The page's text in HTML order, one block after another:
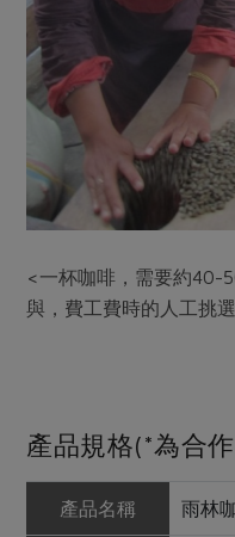
<一杯咖啡，需要約40-
與，費工費時的人工挑
產品規格(*為合
產品名稱 雨林